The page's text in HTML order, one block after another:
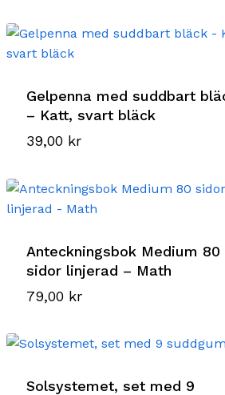
Gelpenna med suddbart
– Katt, svart bläck
39,00 kr
Anteckningsbok Medium 80
sidor linjerad – Math
79,00 kr
Solsystemet, set med 9